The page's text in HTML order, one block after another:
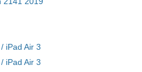
iPad Air 3
iPad Air 3